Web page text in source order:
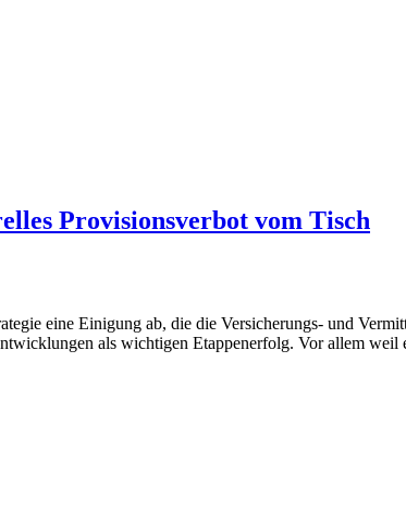
Provisionsverbot vom Tisch
eine Einigung ab, die die Versicherungs- und
als wichtigen Etappenerfolg. Vor allem weil